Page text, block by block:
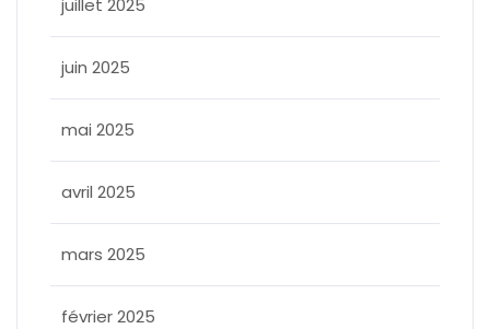
juillet 2025
juin 2025
mai 2025
avril 2025
mars 2025
février 2025